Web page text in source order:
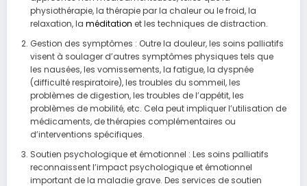
physiothérapie, la thérapie par la chaleur ou le froid, la
relaxation, la méditation et les techniques de distraction.
Gestion des symptômes : Outre la douleur, les soins palliatifs
visent à soulager d’autres symptômes physiques tels que
les nausées, les vomissements, la fatigue, la dyspnée
(difficulté respiratoire), les troubles du sommeil, les
problèmes de digestion, les troubles de l’appétit, les
problèmes de mobilité, etc. Cela peut impliquer l’utilisation de
médicaments, de thérapies complémentaires ou
d’interventions spécifiques.
Soutien psychologique et émotionnel : Les soins palliatifs
reconnaissent l’impact psychologique et émotionnel
important de la maladie grave. Des services de soutien